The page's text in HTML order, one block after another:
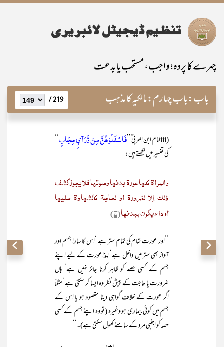
چہرے کا پردہ؛ واجب، مستحب یا بدعت
باب:باب چہارم:مالکیہ کا مذہب 219 /
(iiiامام ابن العربی ؒ’’ فَاسْئَلُوْھُنَّ مِنْ وَّرَآئِ حِجَابٍ
کی تفسیر میں لکھتے ہیں:
والمرأۃ کلھا عورۃ بدنھا وصوتھا فلا یجوز کشف
ذلک إلا لضرورۃ أو لحاجۃ کالشھادۃ علیھا
أوداء یکون ببدنھا(۲۱)
’’اور عورت تمام کی تمام ستر ہے ‘اس کا سارا جسم اور
آواز بھی ستر میں داخل ہے‘ لہٰذاعورت کے لیے اپنے
جسم کے کسی حصے کو ظاہر کرنا جائز نہیں ہے‘ ہاں
ضرورت یا حاجت کے پیش نظر وہ ایسا کر سکتی ہے ‘مثلاً
اگر عورت کے خلاف گواہی دینا مقصود ہو یا اس کے
جسم میں کوئی بیماری ہو وغیرہ (تو وہ اپنے جسم کے کسی
حصہ کو اجنبی مرد کے سامنے کھول سکتی ہے)۔‘‘